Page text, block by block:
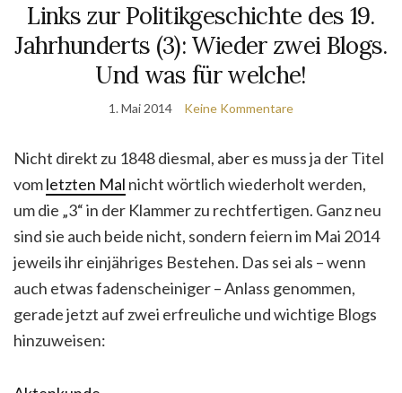
Links zur Politikgeschichte des 19.
Jahrhunderts (3): Wieder zwei Blogs.
Und was für welche!
1. Mai 2014 Keine Kommentare
Nicht direkt zu 1848 diesmal, aber es muss ja der Titel
vomletzten Mal nicht wörtlich wiederholt werden,
um die „3“ in der Klammer zu rechtfertigen. Ganz neu
sind sie auch beide nicht, sondern feiern im Mai 2014
jeweils ihr einjähriges Bestehen. Das sei als – wenn
auch etwas fadenscheiniger – Anlass genommen,
gerade jetzt auf zwei erfreuliche und wichtige Blogs
hinzuweisen: